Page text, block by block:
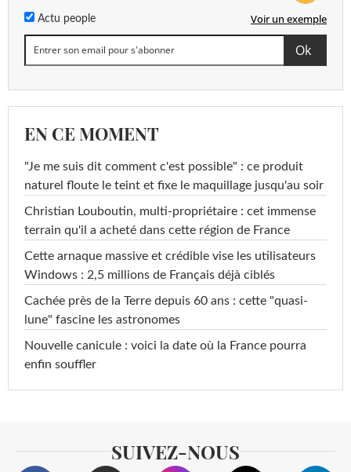
Actu people Voir un exemple
EN CE MOMENT
"Je me suis dit comment c'est possible" : ce produit
naturel floute le teint et fixe le maquillage jusqu'au soir
Christian Louboutin, multi-propriétaire : cet immense
terrain qu'il a acheté dans cette région de France
Cette arnaque massive et crédible vise les utilisateurs
Windows : 2,5 millions de Français déjà ciblés
Cachée près de la Terre depuis 60 ans : cette "quasi-
lune" fascine les astronomes
Nouvelle canicule : voici la date où la France pourra
enfin souffler
SUIVEZ-NOUS